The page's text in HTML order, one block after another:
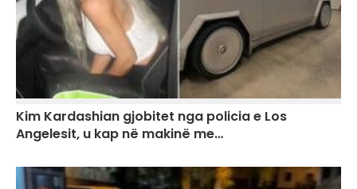
Kim Kardashian gjobitet nga policia e Los
Angelesit, u kap në makinë me…